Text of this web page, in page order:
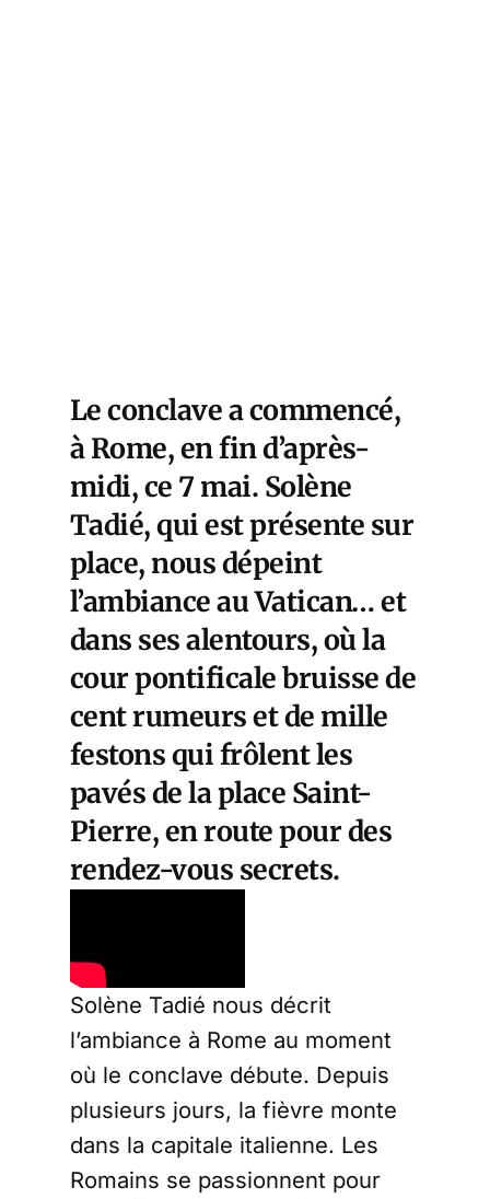
Le conclave a commencé,
à Rome, en fin d’après-
midi, ce 7 mai. Solène
Tadié, qui est présente sur
place, nous dépeint
l’ambiance au Vatican… et
dans ses alentours, où la
cour pontificale bruisse de
cent rumeurs et de mille
festons qui frôlent les
pavés de la place Saint-
Pierre, en route pour des
rendez-vous secrets.
Solène Tadié nous décrit
l’ambiance à Rome au moment
où le conclave débute. Depuis
plusieurs jours, la fièvre monte
dans la capitale italienne. Les
Romains se passionnent pour